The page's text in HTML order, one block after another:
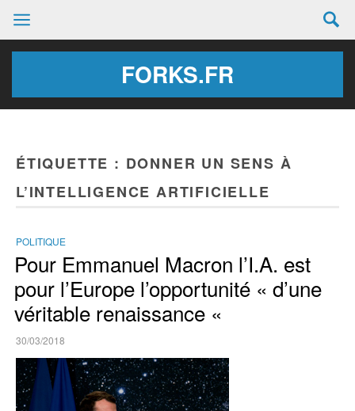
FORKS.FR
ÉTIQUETTE : DONNER UN SENS À
L’INTELLIGENCE ARTIFICIELLE
POLITIQUE
Pour Emmanuel Macron l’I.A. est
pour l’Europe l’opportunité « d’une
véritable renaissance «
30/03/2018